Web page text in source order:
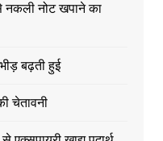
नकली नोट खपाने का
भीड़ बढ़ती हुई
चेतावनी